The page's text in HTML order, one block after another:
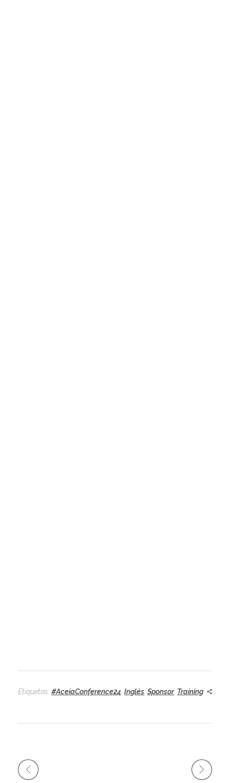
Etiquetas: #AceiaConference24 Inglés Sponsor, Training